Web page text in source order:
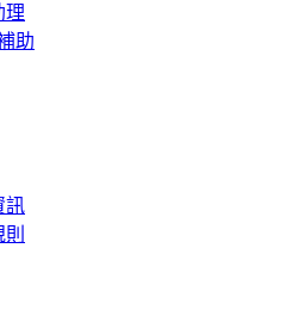
理
助
訊